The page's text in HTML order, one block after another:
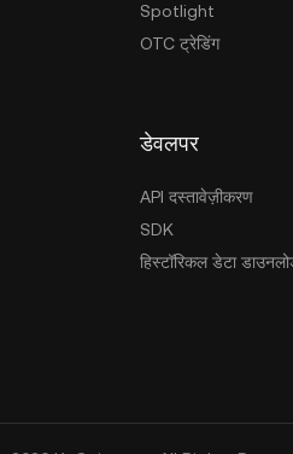
Spotlight
OTC ट्रेडिंग
डेवलपर
API दस्तावेज़ीकरण
SDK
हिस्टॉरिकल डेटा